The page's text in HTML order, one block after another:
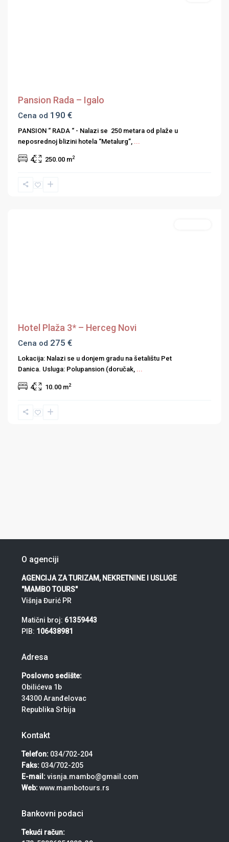
Pansion Rada – Igalo
Cena od 190 €
PANSION “ RADA “ - Nalazi se 250 metara od plaže u
neposrednoj blizini hotela “Metalurg”, ...
4 250.00 m2
Hercegnovska
Hotel Plaža 3* – Herceg Novi
Cena od 275 €
Lokacija: Nalazi se u donjem gradu na šetalištu Pet
Danica. Usluga: Polupansion (doručak, ...
4 10.00 m2
O agenciji
AGENCIJA ZA TURIZAM, NEKRETNINE I USLUGE
"MAMBO TOURS"
Višnja Đurić PR
Matični broj: 61359443
PIB: 106438981
Adresa
Poslovno sedište:
Obilićeva 1b
34300 Aranđelovac
Republika Srbija
Kontakt
Telefon: 034/702-204
Faks: 034/702-205
E-mail:visnja.mambo@gmail.com
Web:www.mambotours.rs
Bankovni podaci
Tekući račun: